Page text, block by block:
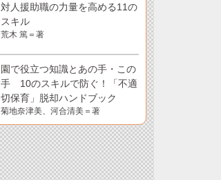
対人援助職の力量を高める11の
スキル
荒木 篤＝著
園で役立つ知識とあの手・この
手 10のスキルで防ぐ！「不適
切保育」脱却ハンドブック
菊地奈津美、河合清美＝著